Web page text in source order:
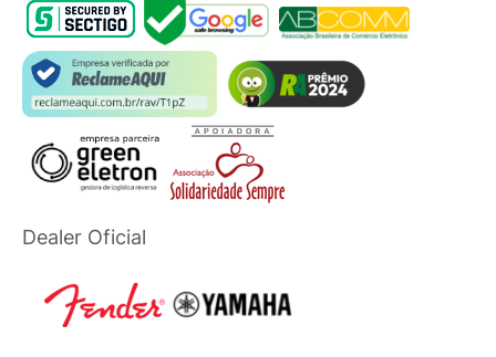
Dealer Oficial